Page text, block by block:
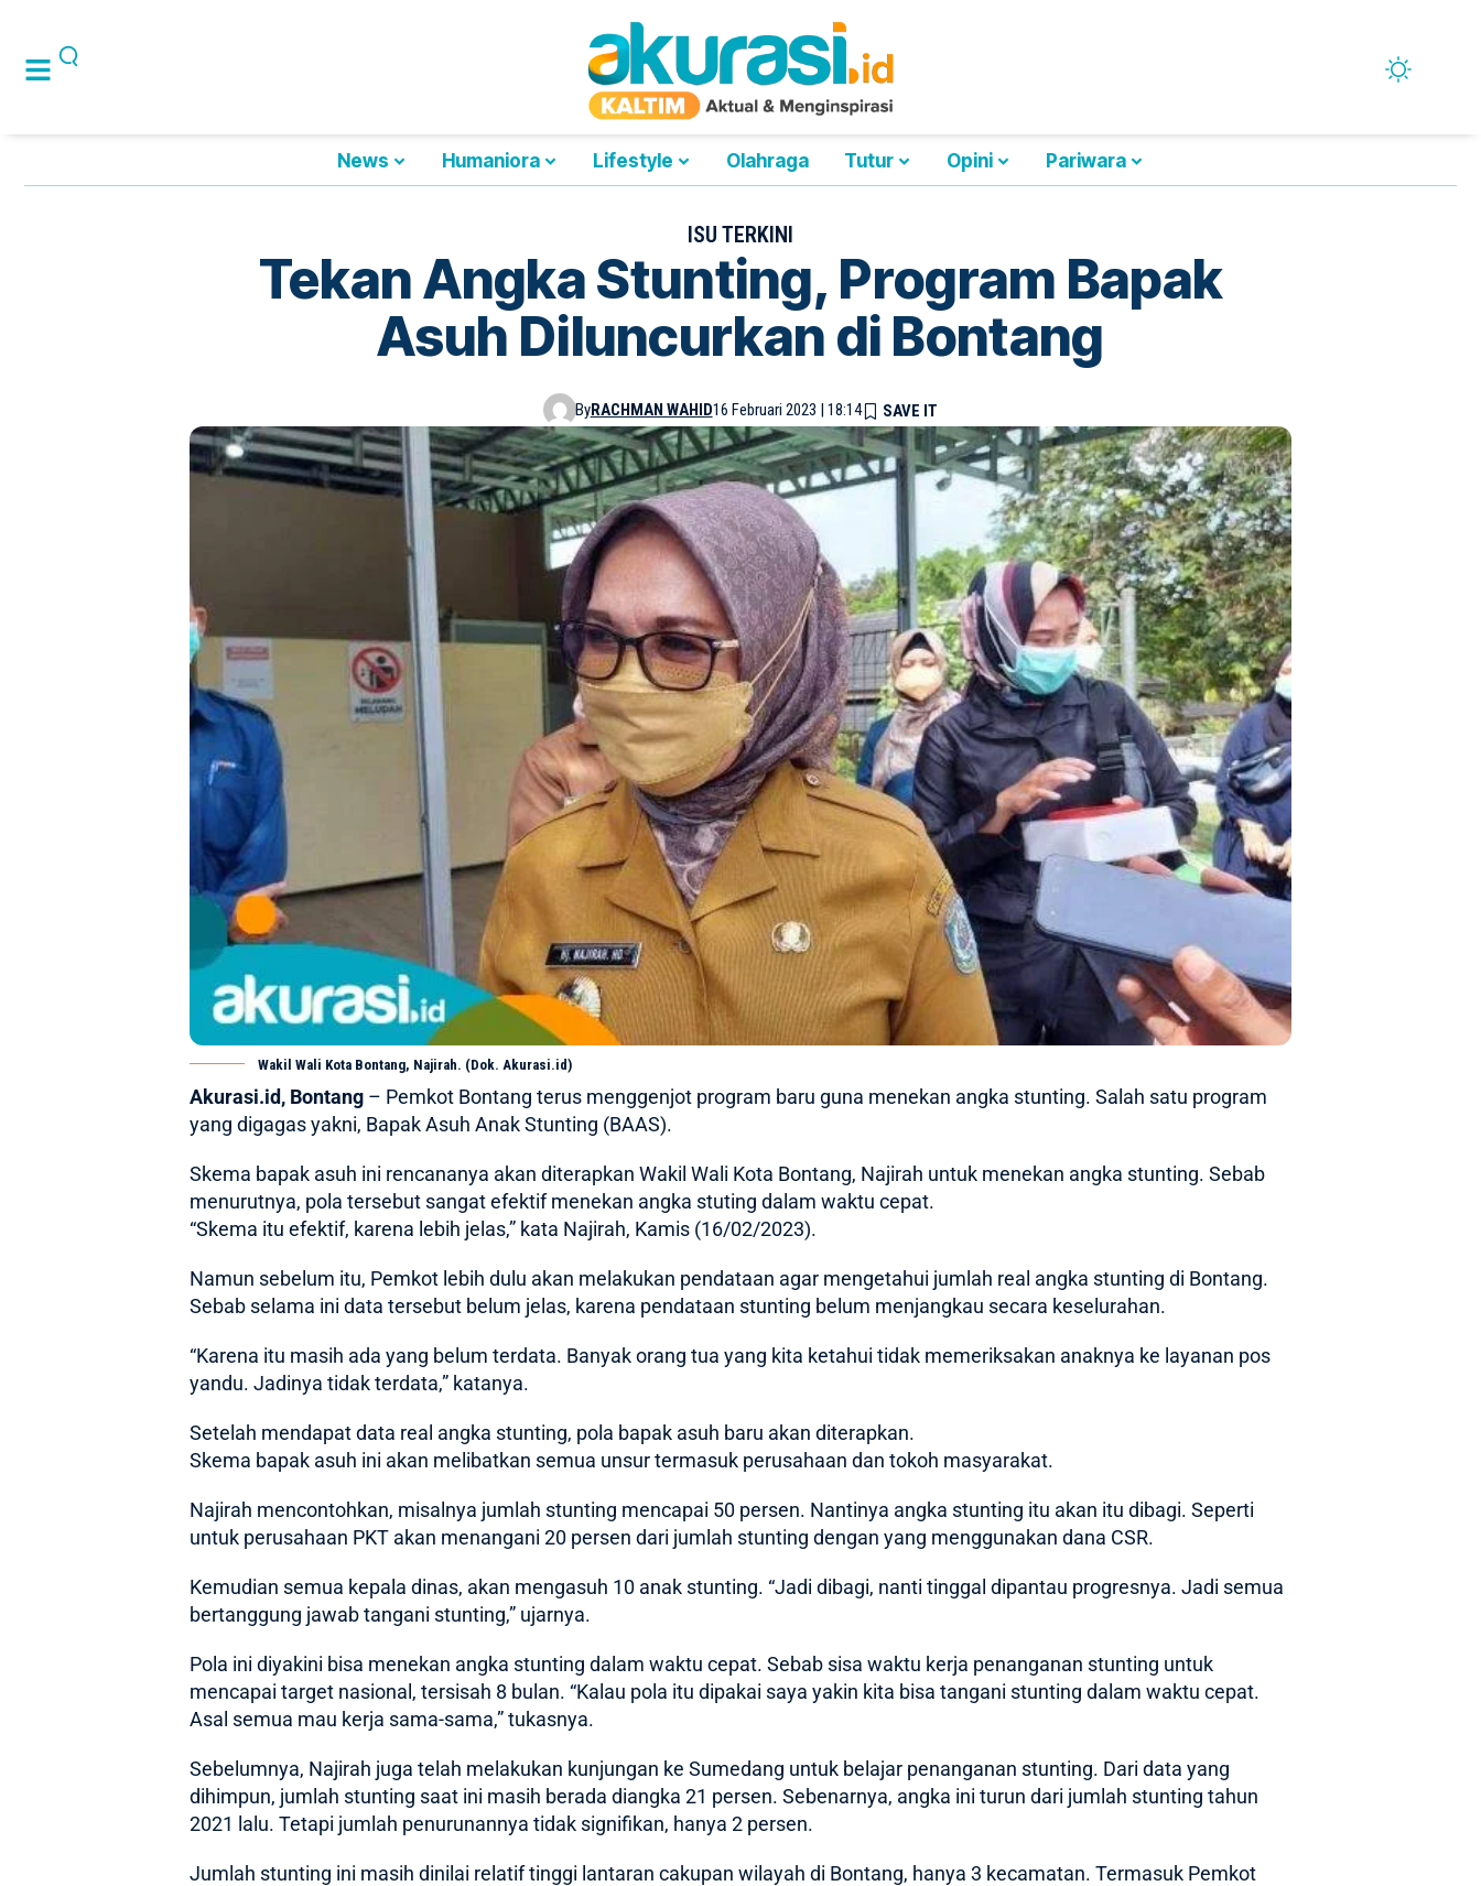
News Humaniora Lifestyle Olahraga Tutur Opini Pariwara
ISU TERKINI
Tekan Angka Stunting, Program Bapak
Asuh Diluncurkan di Bontang
ByRACHMAN WAHID16 Februari 2023 | 18:14
Wakil Wali Kota Bontang, Najirah. (Dok. Akurasi.id)
Akurasi.id, Bontang – Pemkot Bontang terus menggenjot program baru guna menekan angka stunting. Salah satu program
yang digagas yakni, Bapak Asuh Anak Stunting (BAAS).
Skema bapak asuh ini rencananya akan diterapkan Wakil Wali Kota Bontang, Najirah untuk menekan angka stunting. Sebab
menurutnya, pola tersebut sangat efektif menekan angka stuting dalam waktu cepat.
“Skema itu efektif, karena lebih jelas,” kata Najirah, Kamis (16/02/2023).
Namun sebelum itu, Pemkot lebih dulu akan melakukan pendataan agar mengetahui jumlah real angka stunting di Bontang.
Sebab selama ini data tersebut belum jelas, karena pendataan stunting belum menjangkau secara keselurahan.
“Karena itu masih ada yang belum terdata. Banyak orang tua yang kita ketahui tidak memeriksakan anaknya ke layanan pos
yandu. Jadinya tidak terdata,” katanya.
Setelah mendapat data real angka stunting, pola bapak asuh baru akan diterapkan.
Skema bapak asuh ini akan melibatkan semua unsur termasuk perusahaan dan tokoh masyarakat.
Najirah mencontohkan, misalnya jumlah stunting mencapai 50 persen. Nantinya angka stunting itu akan itu dibagi. Seperti
untuk perusahaan PKT akan menangani 20 persen dari jumlah stunting dengan yang menggunakan dana CSR.
Kemudian semua kepala dinas, akan mengasuh 10 anak stunting. “Jadi dibagi, nanti tinggal dipantau progresnya. Jadi semua
bertanggung jawab tangani stunting,” ujarnya.
Pola ini diyakini bisa menekan angka stunting dalam waktu cepat. Sebab sisa waktu kerja penanganan stunting untuk
mencapai target nasional, tersisah 8 bulan. “Kalau pola itu dipakai saya yakin kita bisa tangani stunting dalam waktu cepat.
Asal semua mau kerja sama-sama,” tukasnya.
Sebelumnya, Najirah juga telah melakukan kunjungan ke Sumedang untuk belajar penanganan stunting. Dari data yang
dihimpun, jumlah stunting saat ini masih berada diangka 21 persen. Sebenarnya, angka ini turun dari jumlah stunting tahun
2021 lalu. Tetapi jumlah penurunannya tidak signifikan, hanya 2 persen.
Jumlah stunting ini masih dinilai relatif tinggi lantaran cakupan wilayah di Bontang, hanya 3 kecamatan. Termasuk Pemkot